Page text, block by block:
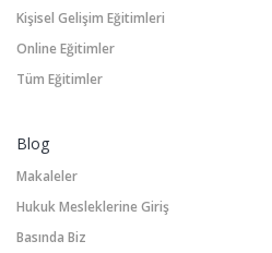
Kişisel Gelişim Eğitimleri
Online Eğitimler
Tüm Eğitimler
Blog
Makaleler
Hukuk Mesleklerine Giriş
Basında Biz